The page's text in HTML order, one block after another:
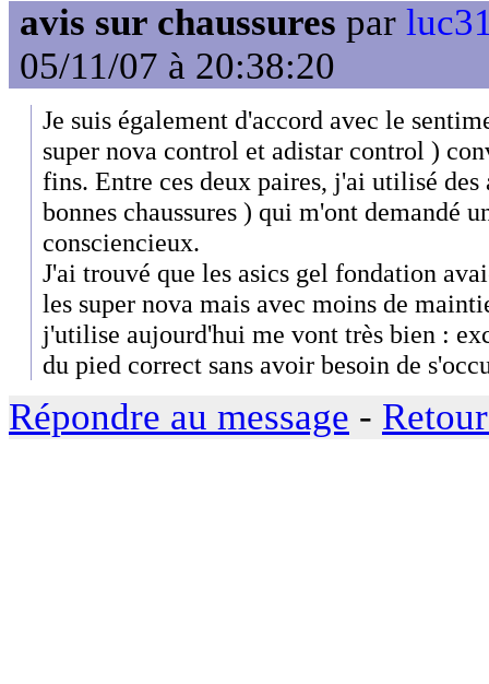
avis sur chaussures par
05/11/07 à 20:38:20
Je suis également d'accord avec le
super nova control et adistar control )
fins. Entre ces deux paires, j'ai utilisé
bonnes chaussures ) qui m'ont demandé
consciencieux.
J'ai trouvé que les asics gel fondation
les super nova mais avec moins de
j'utilise aujourd'hui me vont très bien :
du pied correct sans avoir besoin de
Répondre au message -